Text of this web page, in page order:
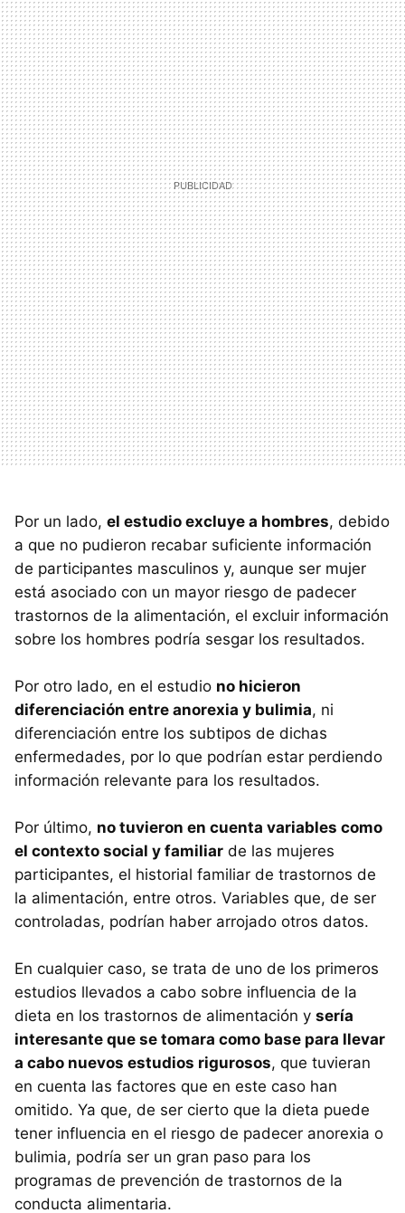
Por un lado, el estudio excluye a hombres, debido
a que no pudieron recabar suficiente información
de participantes masculinos y, aunque ser mujer
está asociado con un mayor riesgo de padecer
trastornos de la alimentación, el excluir información
sobre los hombres podría sesgar los resultados.
Por otro lado, en el estudio no hicieron
diferenciación entre anorexia y bulimia, ni
diferenciación entre los subtipos de dichas
enfermedades, por lo que podrían estar perdiendo
información relevante para los resultados.
Por último, no tuvieron en cuenta variables como
el contexto social y familiar de las mujeres
participantes, el historial familiar de trastornos de
la alimentación, entre otros. Variables que, de ser
controladas, podrían haber arrojado otros datos.
En cualquier caso, se trata de uno de los primeros
estudios llevados a cabo sobre influencia de la
dieta en los trastornos de alimentación y sería
interesante que se tomara como base para llevar
a cabo nuevos estudios rigurosos, que tuvieran
en cuenta las factores que en este caso han
omitido. Ya que, de ser cierto que la dieta puede
tener influencia en el riesgo de padecer anorexia o
bulimia, podría ser un gran paso para los
programas de prevención de trastornos de la
conducta alimentaria.